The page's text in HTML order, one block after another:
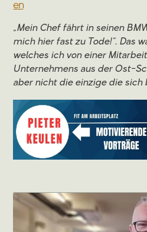
en
„Mein Chef fährt in seinen
mich hier fast zu Tode!“. Das
welches ich von einer
Unternehmens aus der Ost-
aber nicht die einzige die sich